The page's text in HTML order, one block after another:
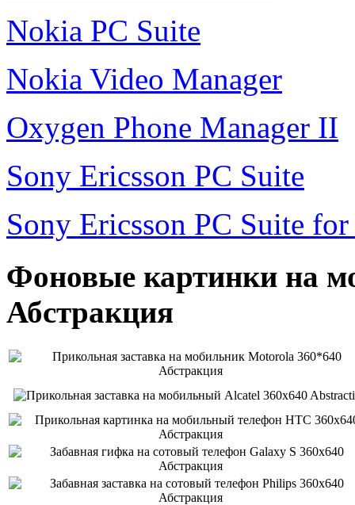
Nokia PC Suite
Nokia Video Manager
Oxygen Phone Manager II
Sony Ericsson PC Suite
Sony Ericsson PC Suite
Фоновые картинки на
Абстракция